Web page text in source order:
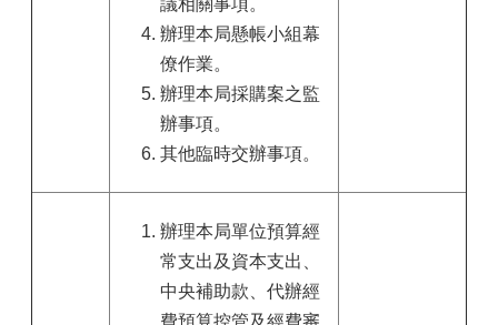
議相關事項。
辦理本局懸帳小組幕
僚作業。
辦理本局採購案之監
辦事項。
其他臨時交辦事項。
辦理本局單位預算經
常支出及資本支出、
中央補助款、代辦經
費預算控管及經費審